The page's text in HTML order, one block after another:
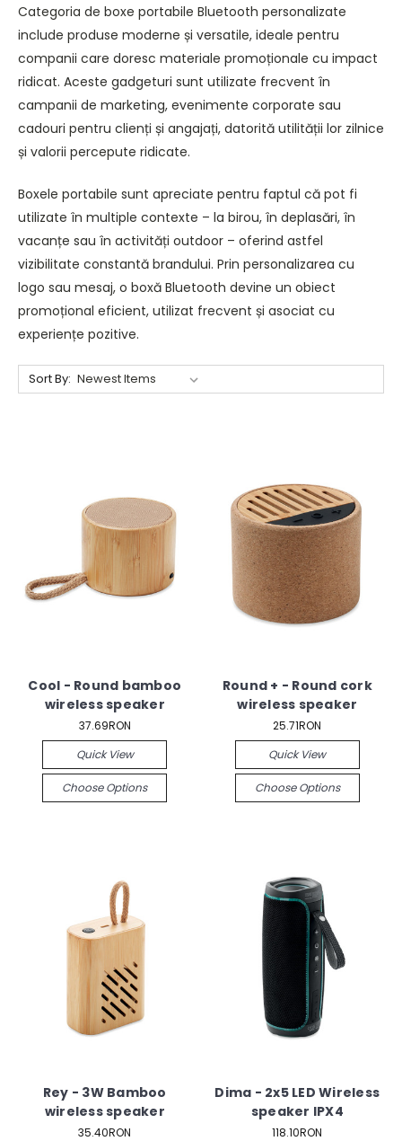
Categoria de boxe portabile Bluetooth personalizate
include produse moderne și versatile, ideale pentru
companii care doresc materiale promoționale cu impact
ridicat. Aceste gadgeturi sunt utilizate frecvent în
campanii de marketing, evenimente corporate sau
cadouri pentru clienți și angajați, datorită utilității lor zilnice
și valorii percepute ridicate.
Boxele portabile sunt apreciate pentru faptul că pot fi
utilizate în multiple contexte – la birou, în deplasări, în
vacanțe sau în activități outdoor – oferind astfel
vizibilitate constantă brandului. Prin personalizarea cu
logo sau mesaj, o boxă Bluetooth devine un obiect
promoțional eficient, utilizat frecvent și asociat cu
experiențe pozitive.
Sort By:
Cool - Round bamboo
wireless speaker
37.69RON
Quick View
Choose Options
Round + - Round cork
wireless speaker
25.71RON
Quick View
Choose Options
Rey - 3W Bamboo
wireless speaker
35.40RON
Dima - 2x5 LED Wireless
speaker IPX4
118.10RON